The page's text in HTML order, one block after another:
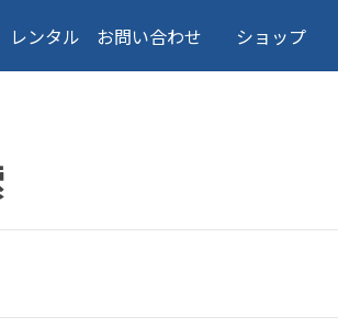
レンタル お問い合わせ ショップ